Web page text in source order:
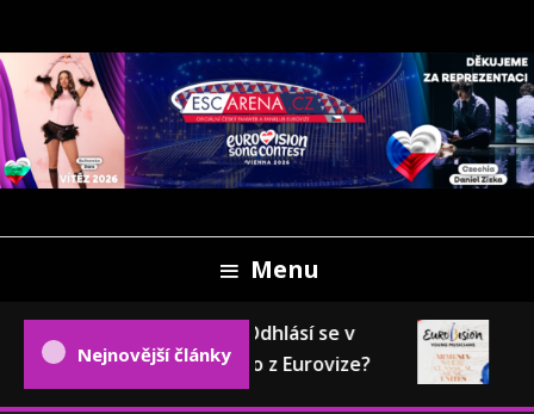
To
Content
ESCARENA.CZ
Menu
Nejnovější články
Eurovizní pokec: Odhlásí se v
příštím roce Česko z Eurovize?